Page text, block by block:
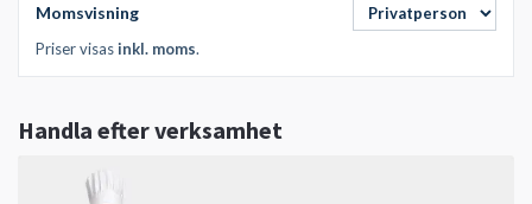
Momsvisning
Priser visasinkl. moms.
Handla efter verksamhet